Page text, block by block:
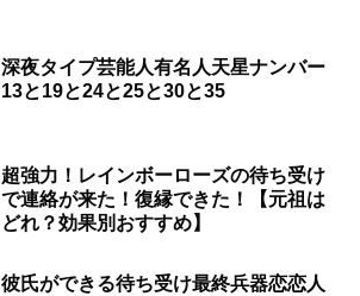
深夜タイプ芸能人有名人天星ナンバー
13と19と24と25と30と35
超強力！レインボーローズの待ち受け
で連絡が来た！復縁できた！【元祖は
どれ？効果別おすすめ】
彼氏ができる待ち受け最終兵器恋恋人